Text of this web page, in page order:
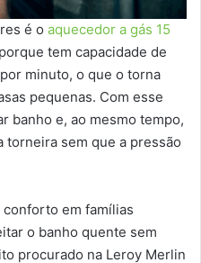
é o aquecedor a gás 15
tem capacidade de
minuto, o que o torna
pequenas. Com esse
banho e, ao mesmo tempo,
torneira sem que a pressão
em famílias
o banho quente sem
procurado na Leroy Merlin